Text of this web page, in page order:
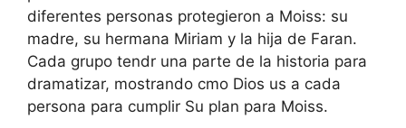
diferentes personas protegieron a Moiss: su
madre, su hermana Miriam y la hija de Faran.
Cada grupo tendr una parte de la historia para
dramatizar, mostrando cmo Dios us a cada
persona para cumplir Su plan para Moiss.